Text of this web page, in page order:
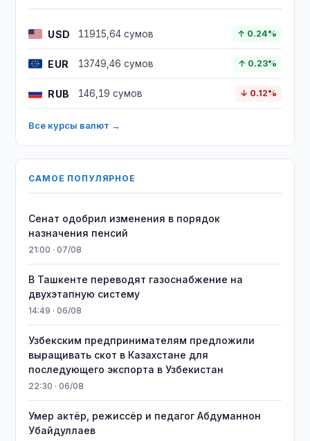
USD 11915,64 сумов ↑ 0.24%
EUR 13749,46 сумов ↑ 0.23%
RUB 146,19 сумов ↓ 0.12%
Все курсы валют →
САМОЕ ПОПУЛЯРНОЕ
Сенат одобрил изменения в порядок
назначения пенсий
21:00 · 07/08
В Ташкенте переводят газоснабжение на
двухэтапную систему
14:49 · 06/08
Узбекским предпринимателям предложили
выращивать скот в Казахстане для
последующего экспорта в Узбекистан
22:30 · 06/08
Умер актёр, режиссёр и педагог Абдуманнон
Убайдуллаев